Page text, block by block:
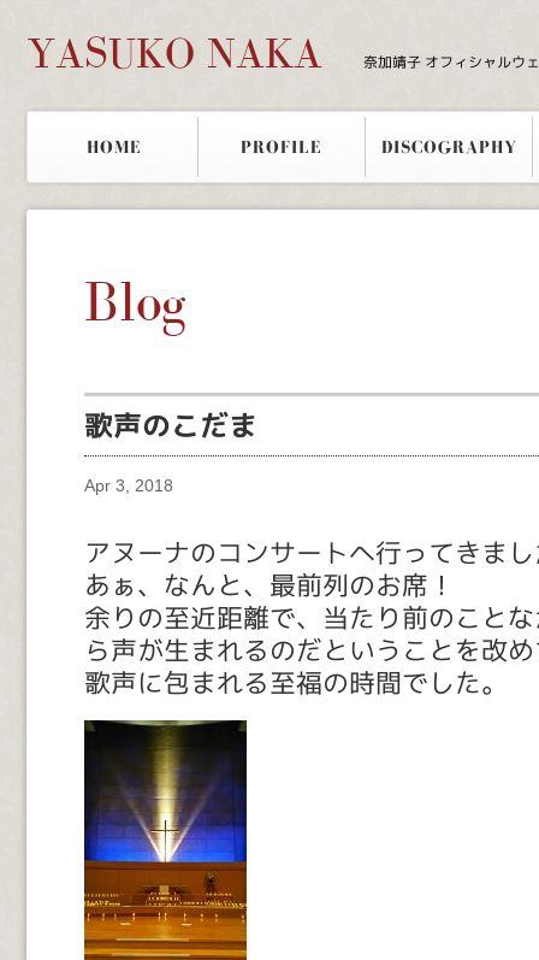
YASUKO NAKA 奈加靖子 オフィシャルウ
HOME PROFILE DISCOGRAPHY
Blog
歌声のこだま
Apr 3, 2018
アヌーナのコンサートへ行ってきま
あぁ、なんと、最前列のお席！
余りの至近距離で、当たり前のこと
ら声が生まれるのだということを改
歌声に包まれる至福の時間でした。